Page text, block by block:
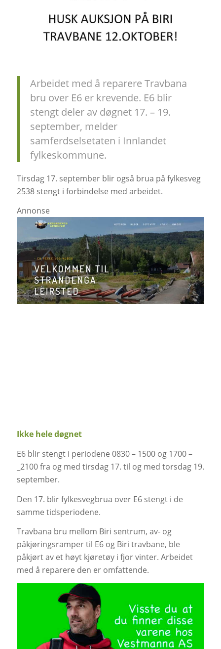
Arbeidet med å reparere Travbana
bru over E6 er krevende. E6 blir
stengt deler av døgnet 17. – 19.
september, melder
samferdselsetaten i Innlandet
fylkeskommune.
Tirsdag 17. september blir også brua på fylkesveg
2538 stengt i forbindelse med arbeidet.
Annonse
Ikke hele døgnet
E6 blir stengt i periodene 0830 – 1500 og 1700 –
_2100 fra og med tirsdag 17. til og med torsdag 19.
september.
Den 17. blir fylkesvegbrua over E6 stengt i de
samme tidsperiodene.
Travbana bru mellom Biri sentrum, av- og
påkjøringsramper til E6 og Biri travbane, ble
påkjørt av et høyt kjøretøy i fjor vinter. Arbeidet
med å reparere den er omfattende.